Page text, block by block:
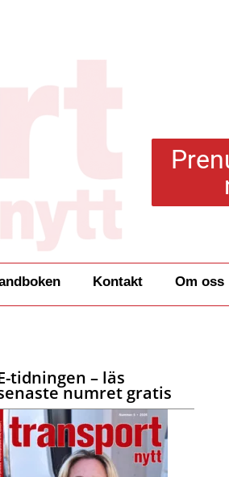
Kontakt Om oss
tidningen – läs
numret gratis